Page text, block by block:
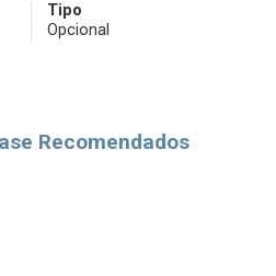
Tipo
Opcional
Recomendados